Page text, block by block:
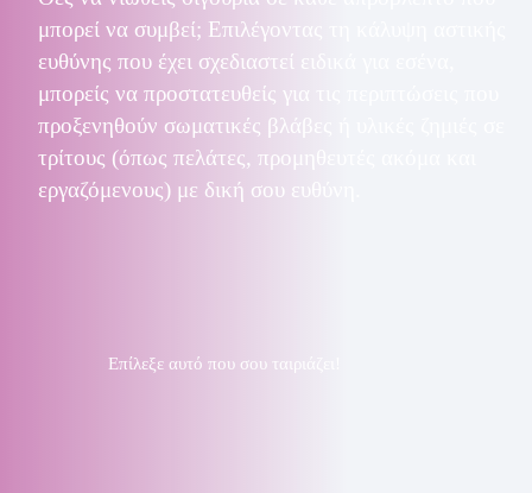
μπορεί να συμβεί; Επιλέγοντας τη κάλυψη αστικής
ευθύνης που έχει σχεδιαστεί ειδικά για εσένα,
μπορείς να προστατευθείς για τις περιπτώσεις που
προξενηθούν σωματικές βλάβες ή υλικές ζημιές σε
τρίτους (όπως πελάτες, προμηθευτές ακόμα και
εργαζόμενους) με δική σου ευθύνη.
Επίλεξε αυτό που σου ταιριάζει!